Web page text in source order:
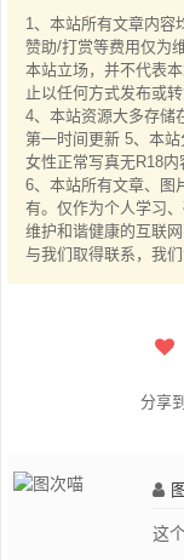
1、本站所有文章内容
赞助/打赏等费用仅为
本站立场，并不代表
止以任何方式发布或
4、本站资源大多存储
第一时间更新 5、本
女性正常写真无R18
6、本站所有文章、图
有。仅作为个人学习
维护和谐健康的互联
与我们取得联系，我
分享到
这